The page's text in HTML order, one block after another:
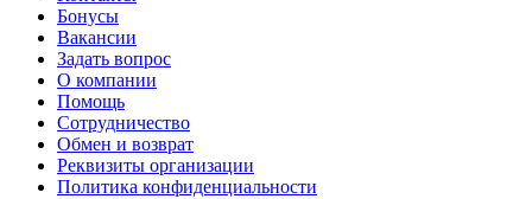
Бонусы
Вакансии
Задать вопрос
О компании
Помощь
Сотрудничество
Обмен и возврат
Реквизиты организации
Политика конфиденциальности